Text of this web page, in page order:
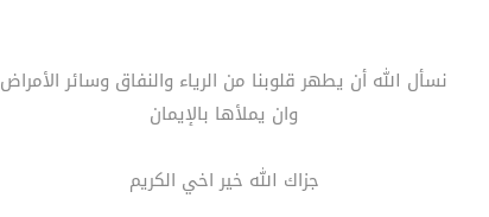
نسأل الله أن يطهر قلوبنا من الرياء والنفاق وسائر الأمراض
وان يملأها بالإيمان
جزاك الله خير اخي الكريم